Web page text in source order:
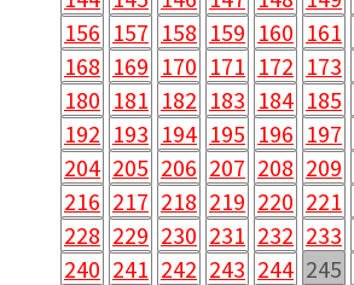
156 157 158 159 160 161
168 169 170 171 172 173
180 181 182 183 184 185
192 193 194 195 196 197
204 205 206 207 208 209
216 217 218 219 220 221
228 229 230 231 232 233
240 241 242 243 244 245